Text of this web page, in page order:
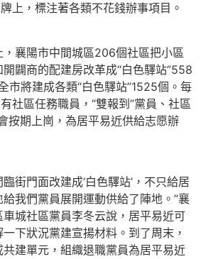
上，標注著各類不花錢辦事項目。
襄陽市中間城區206個社區把小區
闢商的配建房改革成“白色驛站”558
市將建成各類“白色驛站”1525個。每
社區任務職員，“雙報到”黨員、社區
按期上崗，為居平易近供給志愿辦
街門面改建成‘白色驛站’，不只給居
我們黨員展開運動供給了陣地。”襄
城社區黨員李冬云說，居平易近可
下狀況黨建宣揚材料。到了周末，
建單元，組織退職黨員為居平易近